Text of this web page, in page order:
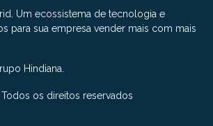
Um ecossistema de tecnologia e
para sua empresa vender mais com mais
Hindiana.
os direitos reservados